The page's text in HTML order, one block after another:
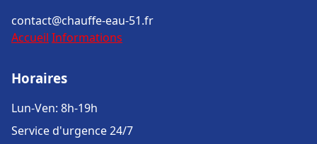
contact@chauffe-eau-51.fr
Accueil Informations
Horaires
Lun-Ven: 8h-19h
Service d'urgence 24/7